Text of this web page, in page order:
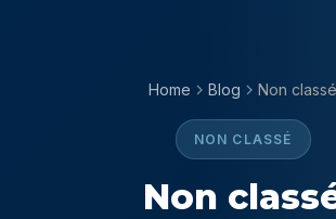
Home Blog Non classé
NON CLASSÉ
Non